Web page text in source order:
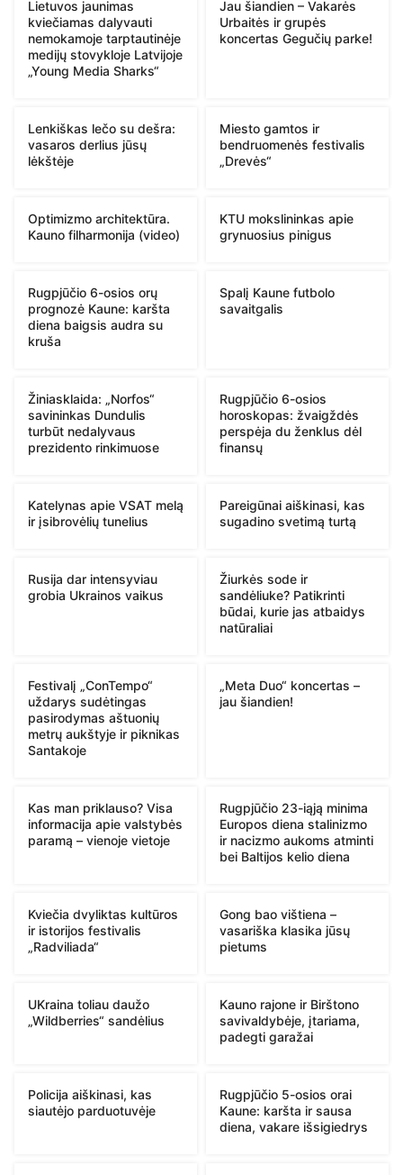
Lietuvos jaunimas
kviečiamas dalyvauti
nemokamoje tarptautinėje
medijų stovykloje Latvijoje
„Young Media Sharks“
Jau šiandien – Vakarės
Urbaitės ir grupės
koncertas Gegučių parke!
Lenkiškas lečo su dešra:
vasaros derlius jūsų
lėkštėje
Miesto gamtos ir
bendruomenės festivalis
„Drevės“
Optimizmo architektūra.
Kauno filharmonija (video)
KTU mokslininkas apie
grynuosius pinigus
Rugpjūčio 6-osios orų
prognozė Kaune: karšta
diena baigsis audra su
kruša
Spalį Kaune futbolo
savaitgalis
Žiniasklaida: „Norfos“
savininkas Dundulis
turbūt nedalyvaus
prezidento rinkimuose
Rugpjūčio 6-osios
horoskopas: žvaigždės
perspėja du ženklus dėl
finansų
Katelynas apie VSAT melą
ir įsibrovėlių tunelius
Pareigūnai aiškinasi, kas
sugadino svetimą turtą
Rusija dar intensyviau
grobia Ukrainos vaikus
Žiurkės sode ir
sandėliuke? Patikrinti
būdai, kurie jas atbaidys
natūraliai
Festivalį „ConTempo“
uždarys sudėtingas
pasirodymas aštuonių
metrų aukštyje ir piknikas
Santakoje
„Meta Duo“ koncertas –
jau šiandien!
Kas man priklauso? Visa
informacija apie valstybės
paramą – vienoje vietoje
Rugpjūčio 23-iąją minima
Europos diena stalinizmo
ir nacizmo aukoms atminti
bei Baltijos kelio diena
Kviečia dvyliktas kultūros
ir istorijos festivalis
„Radviliada“
Gong bao vištiena –
vasariška klasika jūsų
pietums
UKraina toliau daužo
„Wildberries“ sandėlius
Kauno rajone ir Birštono
savivaldybėje, įtariama,
padegti garažai
Policija aiškinasi, kas
siautėjo parduotuvėje
Rugpjūčio 5-osios orai
Kaune: karšta ir sausa
diena, vakare išsigiedrys